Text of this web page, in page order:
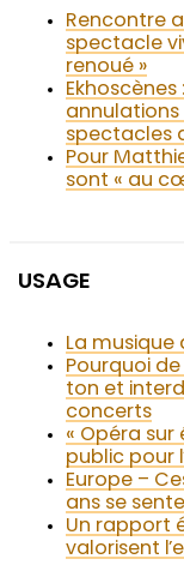
Rencontre
spectacle
renoué »
spectacles
Pour
sont « au
USAGE
La musique
Pourquoi
ton et
concerts
« Opéra sur
public pour
Europe –
ans se
Un rapport
valorisent